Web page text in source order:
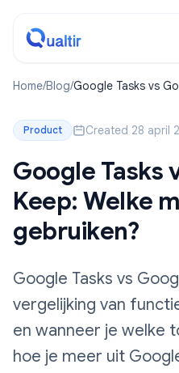
Home/Blog/Google Tasks vs
Product Created 28 april
Google Tasks
Keep: Welke
gebruiken?
Google Tasks vs
vergelijking van
en wanneer je welke
hoe je meer uit